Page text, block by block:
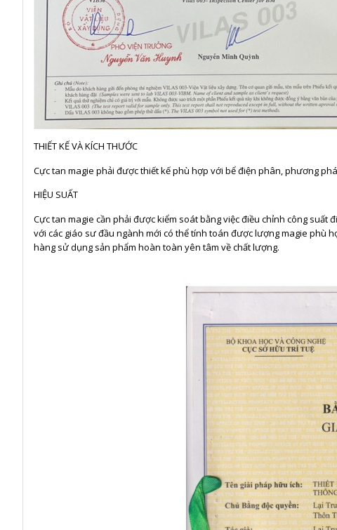
THIẾT KẾ VÀ KÍCH THƯỚC
Cực tan magie phải được thiết kế phù hợp với bể điện phân, phương
HIỆU SUẤT
Cực tan magie cần phải được kiểm soát bằng việc điều chỉnh công
với các giáo sư đầu ngành mới có thể tính toán được lượng magie phù
hàng sử dụng sản phẩm hoàn toàn yên tâm về chất lượng.